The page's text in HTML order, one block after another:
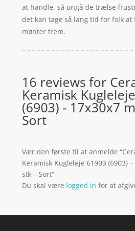
at handle, så ungå de trælse
det kan tage så lang tid for folk at
mønter frem.
16 reviews for
Keramisk
(6903) - 17x30x7
Sort
Vær den første til at anmelde
Keramisk Kugleleje 61903 (6903) –
stk – Sort”
Du skal være logged in for at